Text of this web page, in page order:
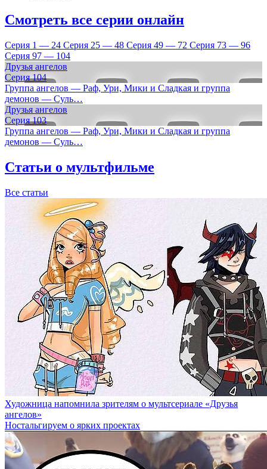
Смотреть все серии онлайн
Серия 1 — 24 Серия 25 — 48 Серия 49 — 72 Серия 73 — 96
Серия 97 — 104
Друзья ангелов
Серия 104
Группа ангелов — Раф, Ури, Мики и Сладкая и группа
демонов — Суль…
Друзья ангелов
Серия 103
Группа ангелов — Раф, Ури, Мики и Сладкая и группа
демонов — Суль…
Статьи о мультфильме
Все статьи
Художница напомнила зрителям о мультсериале «Друзья
ангелов»
Ностальгируем о ярких проектах